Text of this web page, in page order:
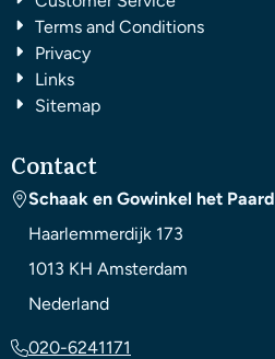
Terms and Conditions
Privacy
Links
Sitemap
Contact
Schaak en Gowinkel het Paard
Haarlemmerdijk 173
1013 KH Amsterdam
Nederland
020-6241171